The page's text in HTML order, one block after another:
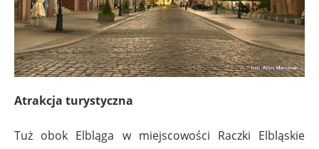
Atrakcja turystyczna
Tuż obok Elbląga w miejscowości Raczki Elbląskie